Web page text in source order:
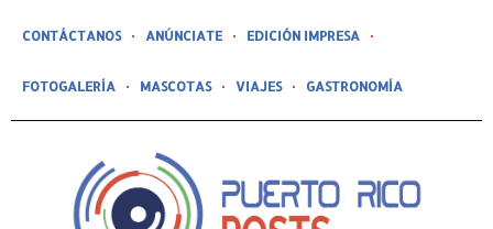
CONTÁCTANOS ANÚNCIATE EDICIÓN IMPRESA
FOTOGALERÍA MASCOTAS VIAJES GASTRONOMÍA